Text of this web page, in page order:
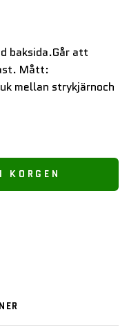
baksida.Går att
Mått:
mellan strykjärnoch
KORGEN